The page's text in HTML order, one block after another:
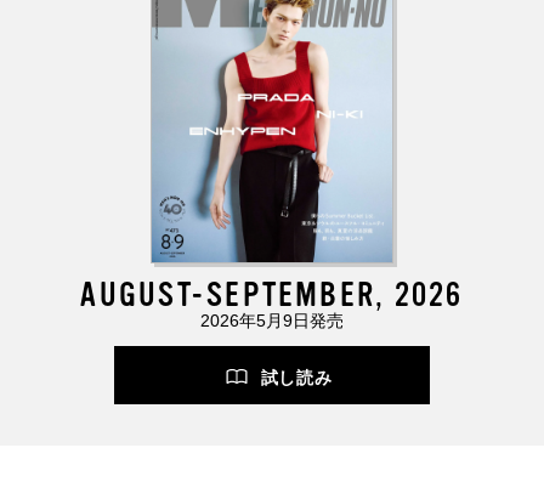
AUGUST-SEPTEMBER, 2026
2026年5月9日発売
試し読み